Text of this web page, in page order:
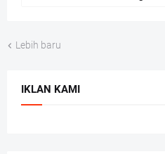
Lebih baru
IKLAN KAMI